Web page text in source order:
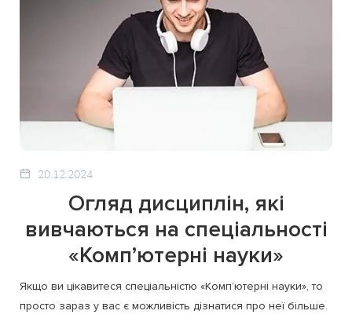
20.12.2024
Огляд дисциплін, які
вивчаються на спеціальності
«Комп’ютерні науки»
Якщо ви цікавитеся спеціальністю «Комп’ютерні науки», то
просто зараз у вас є можливість дізнатися про неї більше.